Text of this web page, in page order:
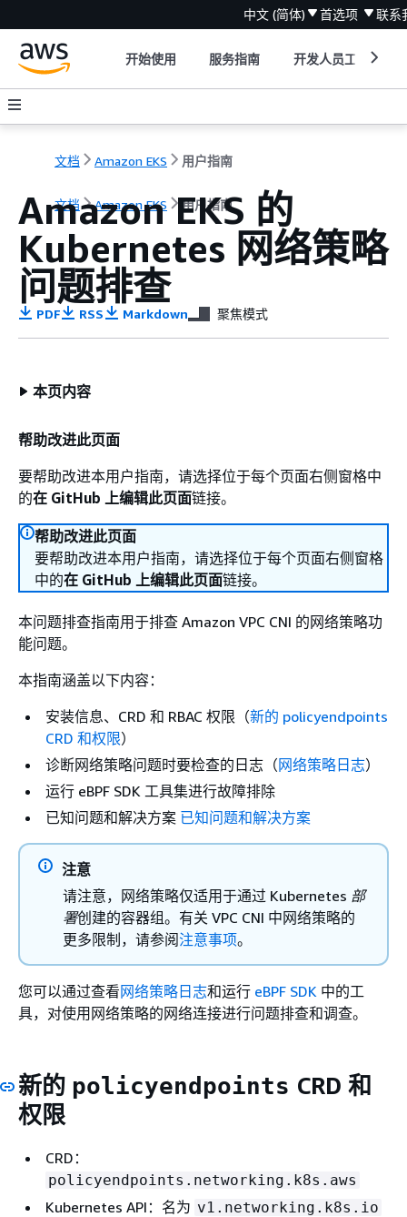
中文 (简体) 首选项 联系
开始使用 服务指南 开发人员工具
文档 Amazon EKS 用户指南
文档 Amazon EKS 用户指南
Amazon EKS 的
Kubernetes 网络策略
问题排查
PDF RSS Markdown 聚焦模式
本页内容
帮助改进此页面
要帮助改进本用户指南，请选择位于每个页面右侧窗格中
的在 GitHub 上编辑此页面链接。
帮助改进此页面
要帮助改进本用户指南，请选择位于每个页面右侧窗格
中的在 GitHub 上编辑此页面链接。
本问题排查指南用于排查 Amazon VPC CNI 的网络策略功
能问题。
本指南涵盖以下内容：
安装信息、CRD 和 RBAC 权限（新的 policyendpoints
CRD 和权限）
诊断网络策略问题时要检查的日志（网络策略日志）
运行 eBPF SDK 工具集进行故障排除
已知问题和解决方案 已知问题和解决方案
注意
请注意，网络策略仅适用于通过 Kubernetes 部
署创建的容器组。有关 VPC CNI 中网络策略的
更多限制，请参阅注意事项。
您可以通过查看网络策略日志和运行 eBPF SDK 中的工
具，对使用网络策略的网络连接进行问题排查和调查。
新的 policyendpoints CRD 和
权限
CRD：
policyendpoints.networking.k8s.aws
Kubernetes API：名为 v1.networking.k8s.io